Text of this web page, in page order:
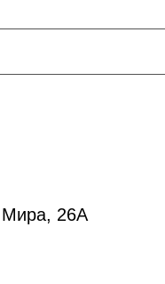
Мира, 26А